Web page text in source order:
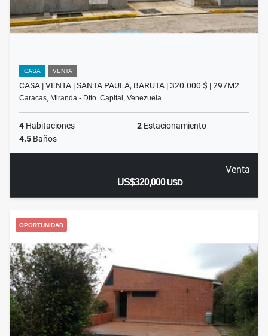
CASA VENTA
CASA | VENTA | SANTA PAULA, BARUTA | 320.000 $ | 297M2
Caracas, Miranda - Dtto. Capital, Venezuela
4 Habitaciones 2 Estacionamiento
4.5 Baños
Venta
US$320,000USD
OPORTUNIDAD